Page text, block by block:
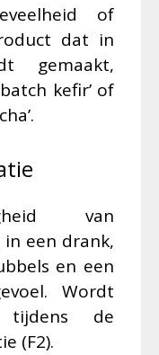
of
dat in
gemaakt,
kefir’ of
van
in een drank,
en een
Wordt
tijdens de
(F2).